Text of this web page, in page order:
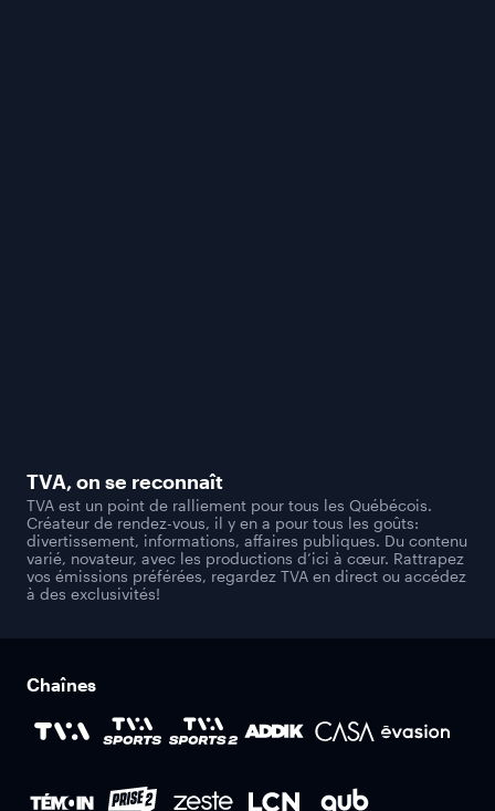
TVA, on se reconnaît
TVA est un point de ralliement pour tous les Québécois.
Créateur de rendez-vous, il y en a pour tous les goûts:
divertissement, informations, affaires publiques. Du contenu
varié, novateur, avec les productions d’ici à cœur. Rattrapez
vos émissions préférées, regardez TVA en direct ou accédez
à des exclusivités!
Chaînes